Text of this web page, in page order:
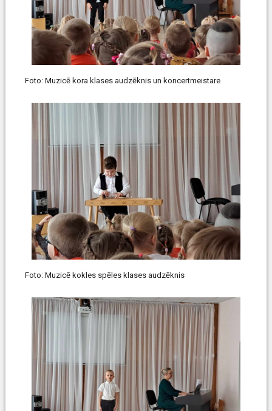
Foto: Muzicē kora klases audzēknis un koncertmeistare
Foto: Muzicē kokles spēles klases audzēknis